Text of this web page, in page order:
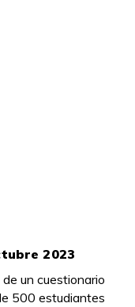
2023
un cuestionario
500 estudiantes